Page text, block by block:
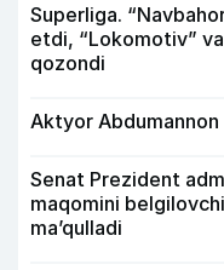
Superliga.
etdi, “Lokomotiv”
qozondi
Aktyor
Senat Prezident
maqomini
ma’qulladi